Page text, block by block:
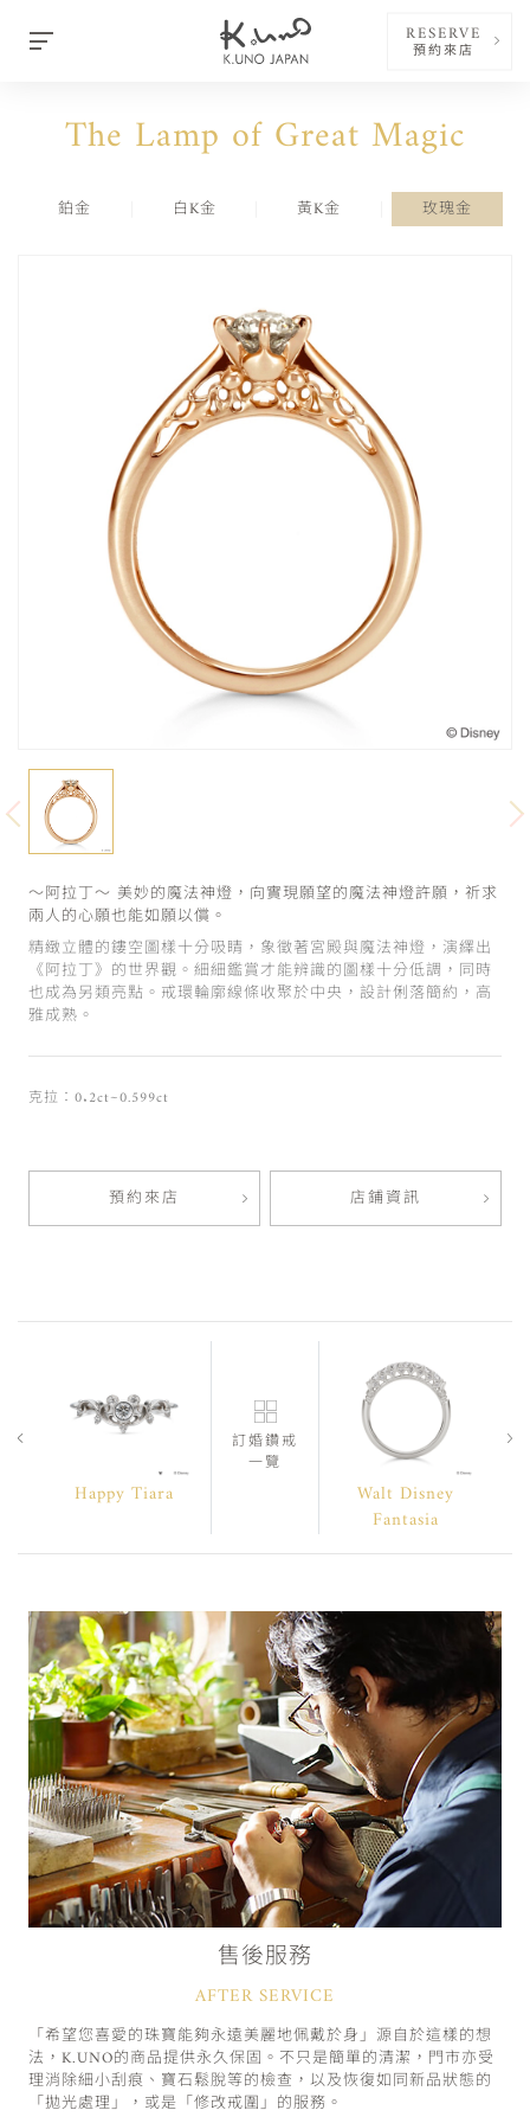
RESERVE
預約來店
The Lamp of Great Magic
鉑金 白K金 黃K金 玫瑰金
～阿拉丁～ 美妙的魔法神燈，向實現願望的魔法神燈許願，祈求
兩人的心願也能如願以償。
精緻立體的鏤空圖樣十分吸睛，象徵著宮殿與魔法神燈，演繹出
《阿拉丁》的世界觀。細細鑑賞才能辨識的圖樣十分低調，同時
也成為另類亮點。戒環輪廓線條收聚於中央，設計俐落簡約，高
雅成熟。
克拉：0.2ct~0.599ct
預約來店 店鋪資訊
Happy Tiara
訂婚鑽戒
一覽
Walt Disney
Fantasia
售後服務
AFTER SERVICE
「希望您喜愛的珠寶能夠永遠美麗地佩戴於身」源自於這樣的想
法，K.UNO的商品提供永久保固。不只是簡單的清潔，門市亦受
理消除細小刮痕、寶石鬆脫等的檢查，以及恢復如同新品狀態的
「拋光處理」，或是「修改戒圍」的服務。